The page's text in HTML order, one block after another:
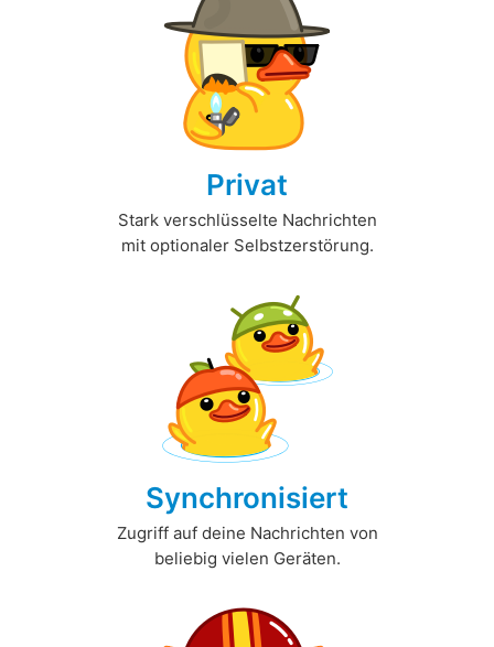
Privat
Stark verschlüsselte Nachrichten
mit optionaler Selbstzerstörung.
Synchronisiert
Zugriff auf deine Nachrichten von
beliebig vielen Geräten.